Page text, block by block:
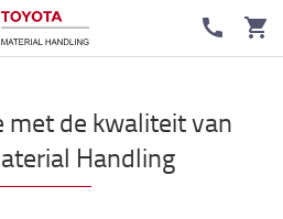
met de kwaliteit van
Handling